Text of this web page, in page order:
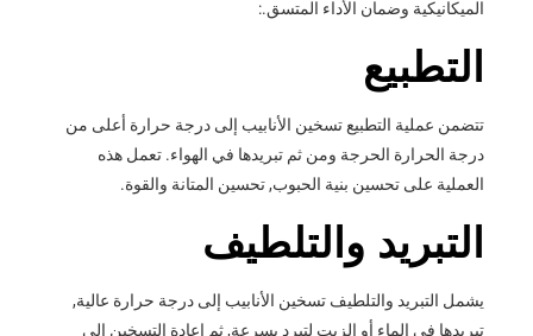
الميكانيكية وضمان الأداء المتسق.:
التطبيع
تتضمن عملية التطبيع تسخين الأنابيب إلى درجة حرارة أعلى من
درجة الحرارة الحرجة ومن ثم تبريدها في الهواء. تعمل هذه
العملية على تحسين بنية الحبوب, تحسين المتانة والقوة.
التبريد والتلطيف
يشمل التبريد والتلطيف تسخين الأنابيب إلى درجة حرارة عالية,
تبريدها في الماء أو الزيت لتبرد بسرعة, ثم إعادة التسخين إلى